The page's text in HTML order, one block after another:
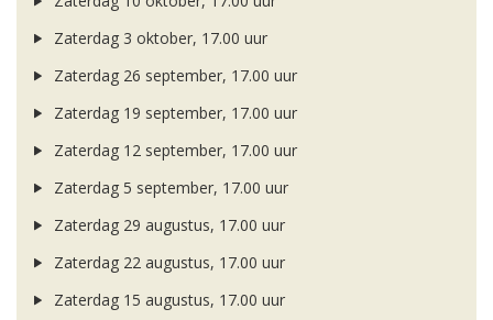
Zaterdag 3 oktober, 17.00 uur
Zaterdag 26 september, 17.00 uur
Zaterdag 19 september, 17.00 uur
Zaterdag 12 september, 17.00 uur
Zaterdag 5 september, 17.00 uur
Zaterdag 29 augustus, 17.00 uur
Zaterdag 22 augustus, 17.00 uur
Zaterdag 15 augustus, 17.00 uur